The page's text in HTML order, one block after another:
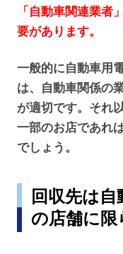
「自動車関連業者
要があります。
一般的に自動車用
は、自動車関係の
が適切です。それ
一部のお店であれ
でしょう。
回収先は
の店舗に限